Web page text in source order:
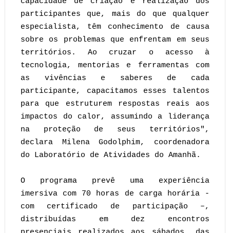
participantes que, mais do que qualquer
especialista, têm conhecimento de causa
sobre os problemas que enfrentam em seus
territórios. Ao cruzar o acesso à
tecnologia, mentorias e ferramentas com
as vivências e saberes de cada
participante, capacitamos esses talentos
para que estruturem respostas reais aos
impactos do calor, assumindo a liderança
na proteção de seus territórios",
declara Milena Godolphim, coordenadora
do Laboratório de Atividades do Amanhã.
O programa prevê uma experiência
imersiva com 70 horas de carga horária -
com certificado de participação –,
distribuídas em dez encontros